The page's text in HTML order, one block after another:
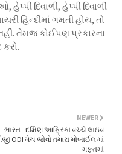
દિવાળી, હેપ્પી દિવાળી
હિન્દીમાં ગમતી હોય, તો
તેમજ કોઈપણ પ્રકારના
NEWER
ભારત - દક્ષિણ આફ્રિકા વચ્ચે લાઇવ
ODI મેચ જોવો તમારા મોબાઈલ માં
મફતમાં